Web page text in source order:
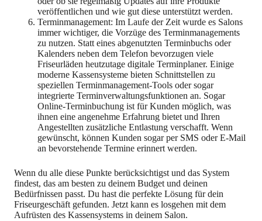
veröffentlichen und wie gut diese unterstützt werden.
Terminmanagement: Im Laufe der Zeit wurde es Salons
immer wichtiger, die Vorzüge des Terminmanagements
zu nutzen. Statt eines abgenutzten Terminbuchs oder
Kalenders neben dem Telefon bevorzugen viele
Friseurläden heutzutage digitale Terminplaner. Einige
moderne Kassensysteme bieten Schnittstellen zu
speziellen Terminmanagement-Tools oder sogar
integrierte Terminverwaltungsfunktionen an. Sogar
Online-Terminbuchung ist für Kunden möglich, was
ihnen eine angenehme Erfahrung bietet und Ihren
Angestellten zusätzliche Entlastung verschafft. Wenn
gewünscht, können Kunden sogar per SMS oder E-Mail
an bevorstehende Termine erinnert werden.
Wenn du alle diese Punkte berücksichtigst und das System
findest, das am besten zu deinem Budget und deinen
Bedürfnissen passt. Du hast die perfekte Lösung für dein
Friseurgeschäft gefunden. Jetzt kann es losgehen mit dem
Aufrüsten des Kassensystems in deinem Salon.